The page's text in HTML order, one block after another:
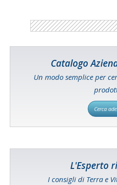
Catalogo
Un modo semplice per
Cerca
L'Esperto
I consigli di Terra e